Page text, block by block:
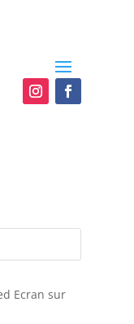
Ecran sur